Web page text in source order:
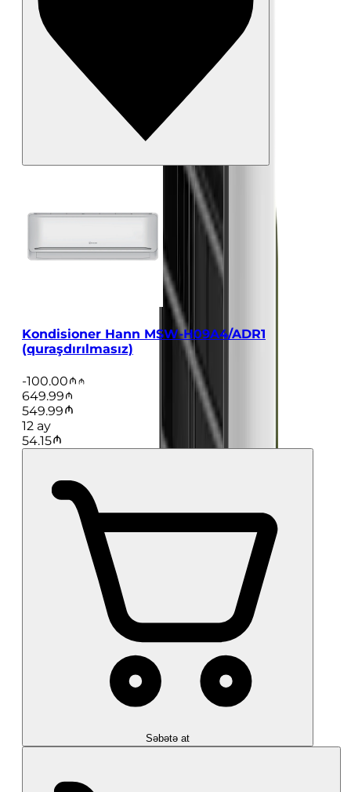
Kondisioner Hann MSW-H09A4/ADR1
(quraşdırılmasız)
-100.00
649.99
549.99
12 ay
54.15
Səbətə at